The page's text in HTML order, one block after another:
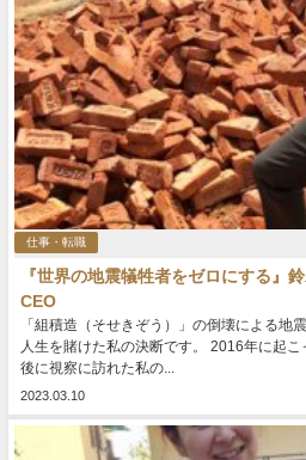
仕事・転職
『世界の地震犠牲者をゼロにする
CEO
「組積造（そせきぞう）」の倒壊による地
人生を賭けた私の決断です。 2016年に起
後に視察に訪れた私の...
2023.03.10